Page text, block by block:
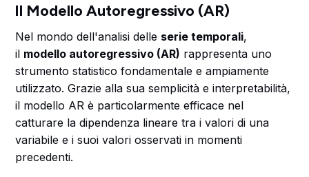
Il Modello Autoregressivo (AR)
Nel mondo dell'analisi delle serie temporali,
il modello autoregressivo (AR) rappresenta uno
strumento statistico fondamentale e ampiamente
utilizzato. Grazie alla sua semplicità e interpretabilità,
il modello AR è particolarmente efficace nel
catturare la dipendenza lineare tra i valori di una
variabile e i suoi valori osservati in momenti
precedenti.